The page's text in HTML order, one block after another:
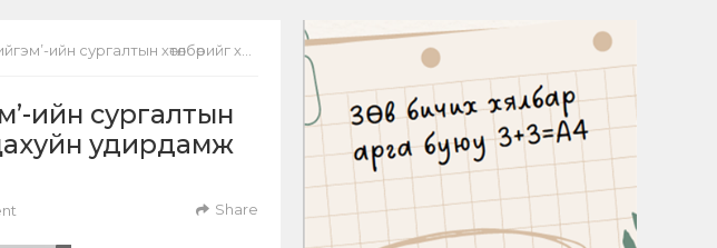
хэрэгжүүлэх суралцахуйн удирдамж 1-5-р анги
ийн сургалтын
удирдамж
Share